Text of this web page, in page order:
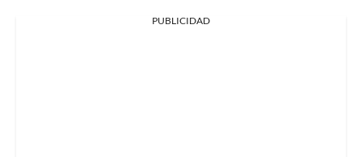
PUBLICIDAD